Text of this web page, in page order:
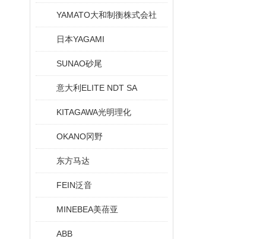
YAMATO大和制衡株式会社
日本YAGAMI
SUNAO砂尾
意大利ELITE NDT SA
KITAGAWA光明理化
OKANO冈野
东方马达
FEIN泛音
MINEBEA美蓓亚
ABB